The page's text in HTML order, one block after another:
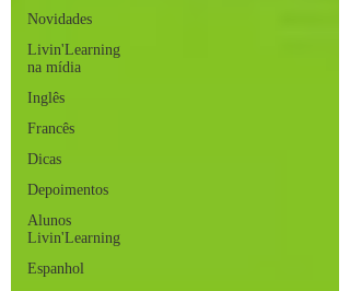
Novidades
Livin'Learning
na mídia
Inglês
Francês
Dicas
Depoimentos
Alunos
Livin'Learning
Espanhol